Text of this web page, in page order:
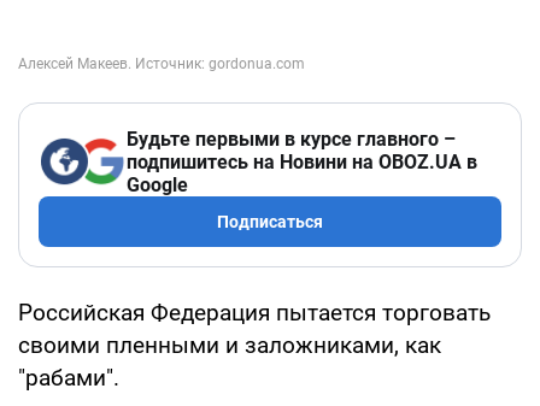
Будьте первыми в курсе главного –
подпишитесь на Новини на OBOZ.UA в
Google
Подписаться
Российская Федерация пытается торговать
своими пленными и заложниками, как
"рабами".